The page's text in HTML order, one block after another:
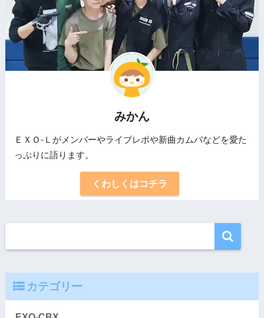
みかん
ＥＸＯ-Ｌがメンバーやライブレポや新曲カムバなどを愛た
っぷりに語ります。
くわしくはコチラ
カテゴリー